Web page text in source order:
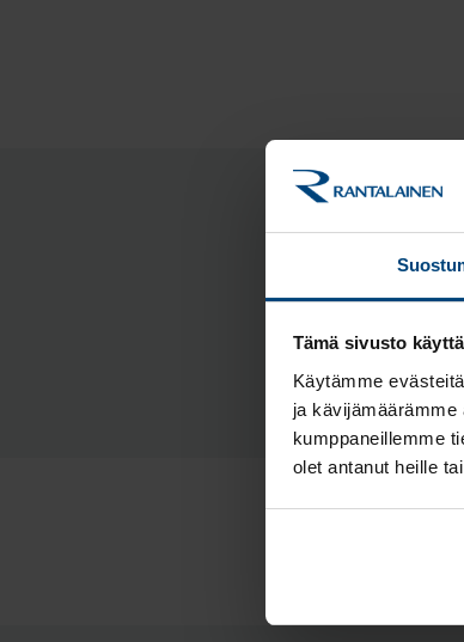
Tämä sivusto
Käytämme
ja
kumppaneillemme
olet antanut heille